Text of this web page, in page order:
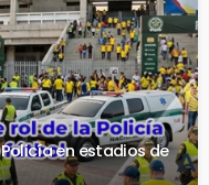
en estadios de